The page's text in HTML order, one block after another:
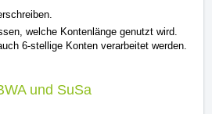
welche Kontenlänge genutzt wird.
6-stellige Konten verarbeitet werden.
und SuSa